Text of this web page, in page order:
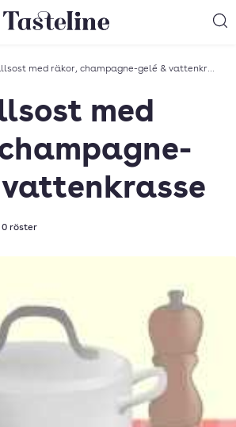
Till Tastelines startsida
Hushållsost med räkor, champagne-gelé & vattenkrasse
med
vattenkrasse
0 röster